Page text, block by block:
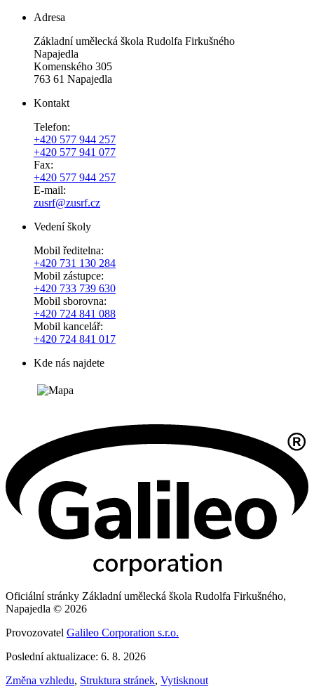
Adresa
Základní umělecká škola Rudolfa Firkušného
Napajedla
Komenského 305
763 61 Napajedla
Kontakt
Telefon:
+420 577 944 257
+420 577 941 077
Fax:
+420 577 944 257
E-mail:
zusrf@zusrf.cz
Vedení školy
Mobil ředitelna:
+420 731 130 284
Mobil zástupce:
+420 733 739 630
Mobil sborovna:
+420 724 841 088
Mobil kancelář:
+420 724 841 017
Kde nás najdete
Oficiální stránky Základní umělecká škola Rudolfa Firkušného,
Napajedla © 2026
Provozovatel Galileo Corporation s.r.o.
Poslední aktualizace: 6. 8. 2026
Změna vzhledu, Struktura stránek, Vytisknout